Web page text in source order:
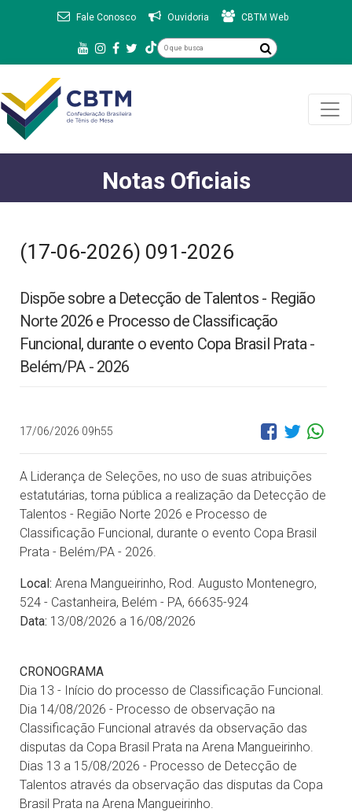
Fale Conosco Ouvidoria CBTM Web
Notas Oficiais
(17-06-2026) 091-2026
Dispõe sobre a Detecção de Talentos - Região
Norte 2026 e Processo de Classificação
Funcional, durante o evento Copa Brasil Prata -
Belém/PA - 2026
17/06/2026 09h55
A Liderança de Seleções, no uso de suas atribuições
estatutárias, torna pública a realização da Detecção de
Talentos - Região Norte 2026 e Processo de
Classificação Funcional, durante o evento Copa Brasil
Prata - Belém/PA - 2026.
Local: Arena Mangueirinho, Rod. Augusto Montenegro,
524 - Castanheira, Belém - PA, 66635-924
Data: 13/08/2026 a 16/08/2026
CRONOGRAMA
Dia 13 - Início do processo de Classificação Funcional.
Dia 14/08/2026 - Processo de observação na
Classificação Funcional através da observação das
disputas da Copa Brasil Prata na Arena Mangueirinho.
Dias 13 a 15/08/2026 - Processo de Detecção de
Talentos através da observação das disputas da Copa
Brasil Prata na Arena Mangueirinho.